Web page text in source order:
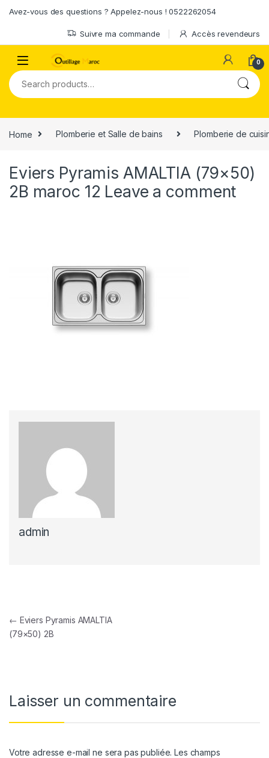
Avez-vous des questions ? Appelez-nous ! 0522262054
Suivre ma commande Accès revendeurs
0
Search for:
Home Plomberie et Salle de bains Plomberie de
Eviers Pyramis AMALTIA (79×50)
2B maroc 12 Leave a comment
admin
Navigation de l’article
← Eviers Pyramis AMALTIA
(79×50) 2B
Laisser un commentaire
Votre adresse e-mail ne sera pas publiée. Les champs